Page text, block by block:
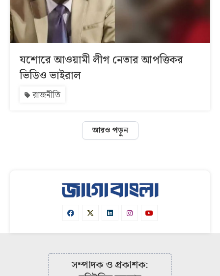
যশোরে আওয়ামী লীগ নেতার আপত্তিকর
ভিডিও ভাইরাল
রাজনীতি
আরও পড়ুন
সম্পাদক ও প্রকাশক: